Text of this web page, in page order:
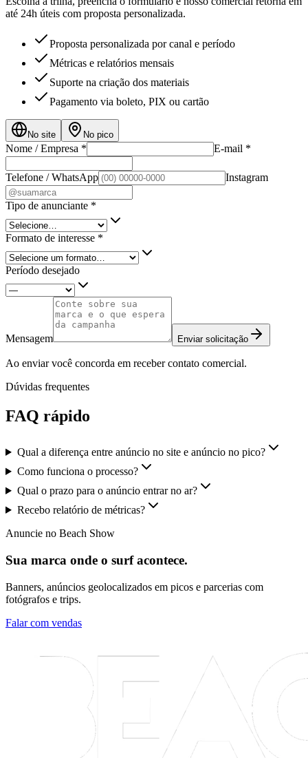
até 24h úteis com proposta personalizada.
Proposta personalizada por canal e período
Métricas e relatórios mensais
Suporte na criação dos materiais
Pagamento via boleto, PIX ou cartão
No site No pico
Nome / Empresa * E-mail *
Telefone / WhatsApp Instagram
Tipo de anunciante *
Formato de interesse *
Período desejado
Mensagem Enviar solicitação
Ao enviar você concorda em receber contato comercial.
Dúvidas frequentes
FAQ rápido
Qual a diferença entre anúncio no site e anúncio no pico?
Como funciona o processo?
Qual o prazo para o anúncio entrar no ar?
Recebo relatório de métricas?
Anuncie no Beach Show
Sua marca onde o surf acontece.
Banners, anúncios geolocalizados em picos e parcerias com
fotógrafos e trips.
Falar com vendas